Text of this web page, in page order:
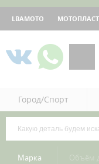
LBAMOTO
Город/Спорт
Марка